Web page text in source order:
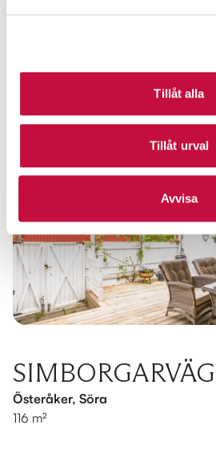
Tillåt alla
Tillåt urval
Avvisa
Österåker, Söra
116 m²